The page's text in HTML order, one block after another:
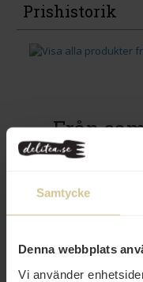
Samtycke
Denna webbplats
Vi använder
Prishistorik
Från
10 kr